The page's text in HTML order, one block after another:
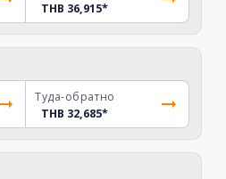
THB 36,915*
Туда-обратно
THB 32,685*